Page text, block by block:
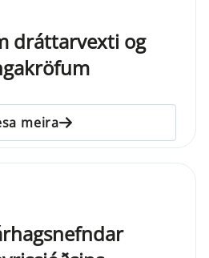
dráttarvexti og
meira